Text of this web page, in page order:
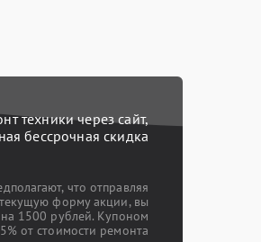
техники через сайт,
бессрочная скидка
что отправляя
текущую форму акции, вы
1500 рублей. Купоном
от стоимости ремонта